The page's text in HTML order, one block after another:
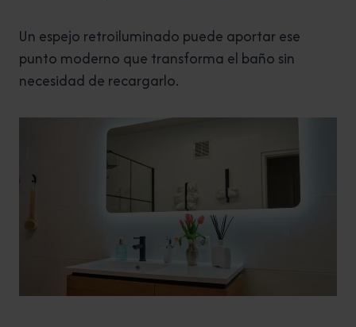
Un espejo retroiluminado puede aportar ese
punto moderno que transforma el baño sin
necesidad de recargarlo.